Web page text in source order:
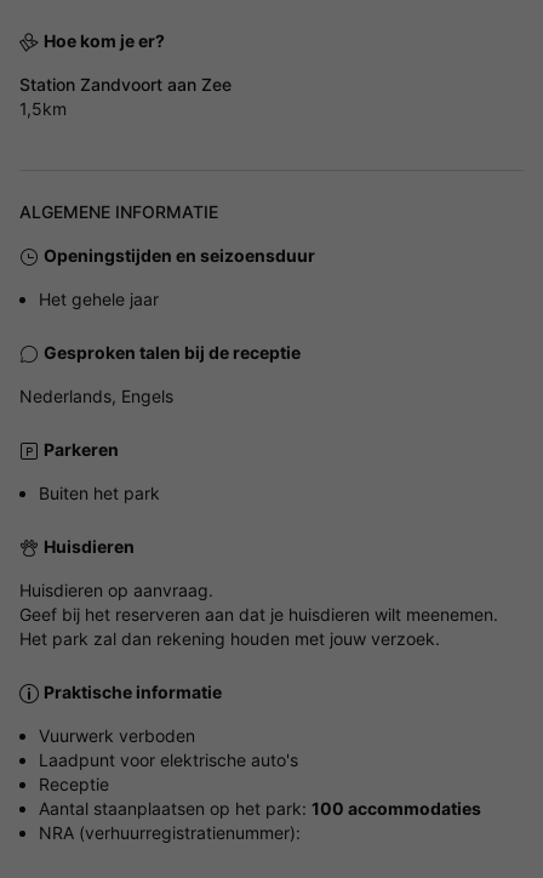
Hoe kom je er?
Station Zandvoort aan Zee
1,5km
ALGEMENE INFORMATIE
Openingstijden en seizoensduur
Het gehele jaar
Gesproken talen bij de receptie
Nederlands, Engels
Parkeren
Buiten het park
Huisdieren
Huisdieren op aanvraag.
Geef bij het reserveren aan dat je huisdieren wilt meenemen.
Het park zal dan rekening houden met jouw verzoek.
Praktische informatie
Vuurwerk verboden
Laadpunt voor elektrische auto's
Receptie
Aantal staanplaatsen op het park: 100 accommodaties
NRA (verhuurregistratienummer):